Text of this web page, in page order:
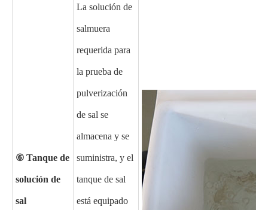
⑥ Tanque de
solución de
sal
La solución de
salmuera
requerida para
la prueba de
pulverización
de sal se
almacena y se
suministra, y el
tanque de sal
está equipado